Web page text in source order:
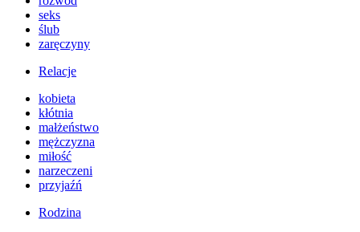
seks
ślub
zaręczyny
Relacje
kobieta
kłótnia
małżeństwo
mężczyzna
miłość
narzeczeni
przyjaźń
Rodzina